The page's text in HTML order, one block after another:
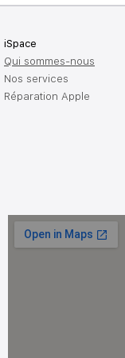
iSpace
Qui sommes-nous
Nos services
Réparation Apple